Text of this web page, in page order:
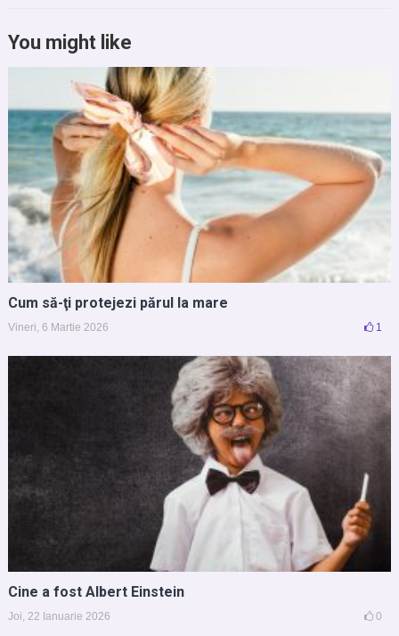
You might like
Cum să-ţi protejezi părul la mare
Vineri, 6 Martie 2026 1
Cine a fost Albert Einstein
Joi, 22 Ianuarie 2026 0